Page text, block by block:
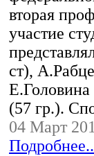
вторая
участие
ст),
(57 гр.).
04 Март